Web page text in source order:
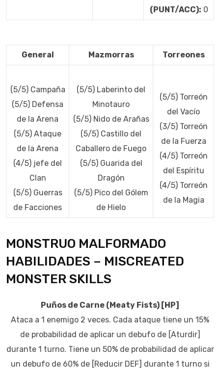
(PUNT/ACC): 0
General Mazmorras Torreones
(5/5) Campaña
(5/5) Defensa
de la Arena
(5/5) Ataque
de la Arena
(4/5) jefe del
Clan
(5/5) Guerras
de Facciones
(5/5) Laberinto del
Minotauro
(5/5) Nido de Arañas
(5/5) Castillo del
Caballero de Fuego
(5/5) Guarida del
Dragón
(5/5) Pico del Gólem
de Hielo
(5/5) Torreón
del Vacío
(3/5) Torreón
de la Fuerza
(4/5) Torreón
del Espíritu
(4/5) Torreón
de la Magia
MONSTRUO MALFORMADO
HABILIDADES – MISCREATED
MONSTER SKILLS
Puños de Carne (Meaty Fists) [HP]
Ataca a 1 enemigo 2 veces. Cada ataque tiene un 15%
de probabilidad de aplicar un debufo de [Aturdir]
durante 1 turno. Tiene un 50% de probabilidad de aplicar
un debufo de 60% de [Reducir DEF] durante 1 turno si